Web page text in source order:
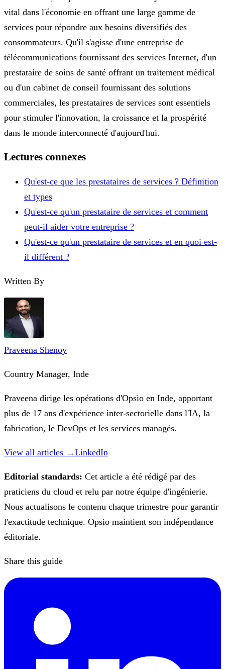
vital dans l'économie en offrant une large gamme de
services pour répondre aux besoins diversifiés des
consommateurs. Qu'il s'agisse d'une entreprise de
télécommunications fournissant des services Internet, d'un
prestataire de soins de santé offrant un traitement médical
ou d'un cabinet de conseil fournissant des solutions
commerciales, les prestataires de services sont essentiels
pour stimuler l'innovation, la croissance et la prospérité
dans le monde interconnecté d'aujourd'hui.
Lectures connexes
Qu'est-ce que les prestataires de services ? Définition
et types
Qu'est-ce qu'un prestataire de services et comment
peut-il aider votre entreprise ?
Qu'est-ce qu'un prestataire de services et en quoi est-
il différent ?
Written By
Praveena Shenoy
Country Manager, Inde
Praveena dirige les opérations d'Opsio en Inde, apportant
plus de 17 ans d'expérience inter-sectorielle dans l'IA, la
fabrication, le DevOps et les services managés.
View all articles →LinkedIn
Editorial standards: Cet article a été rédigé par des
praticiens du cloud et relu par notre équipe d'ingénierie.
Nous actualisons le contenu chaque trimestre pour garantir
l'exactitude technique. Opsio maintient son indépendance
éditoriale.
Share this guide